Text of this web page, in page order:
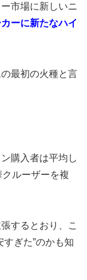
市場に新しいニ
ーに新たなハイ
最初の火種と言
購入者は平均し
ルーザーを複
するとおり、こ
ぎた”のかも知